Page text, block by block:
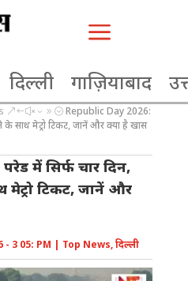
a
दिल्ली गाज़ियाबाद
&#x39; Republic Day 2026:
के साथ मेट्रो टिकट, जानें और क्या है खास
में सिर्फ चार दिन,
मेट्रो टिकट, जानें और
- 3 05: PM | Top News,दिल्ली